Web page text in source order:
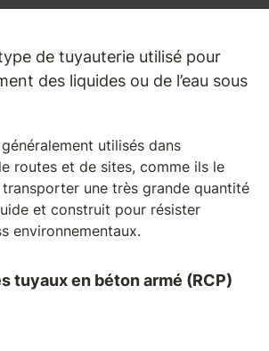
de tuyauterie utilisé pour
des liquides ou de l’eau sous
utilisés dans
routes et de sites, comme ils le
une très grande quantité
et construit pour résister
environnementaux.
tuyaux en béton armé (RCP)